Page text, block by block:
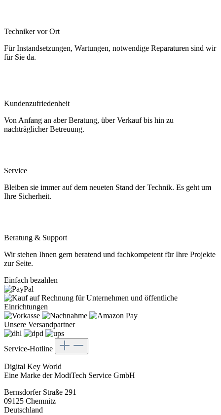
Techniker vor Ort
Für Instandsetzungen, Wartungen, notwendige Reparaturen sind wir
für Sie da.
Kundenzufriedenheit
Von Anfang an aber Beratung, über Verkauf bis hin zu
nachträglicher Betreuung.
Service
Bleiben sie immer auf dem neueten Stand der Technik. Es geht um
Ihre Sicherheit.
Beratung & Support
Wir stehen Ihnen gern beratend und fachkompetent für Ihre Projekte
zur Seite.
Einfach bezahlen
Unsere Versandpartner
Service-Hotline
Digital Key World
Eine Marke der ModiTech Service GmbH
Bernsdorfer Straße 291
09125 Chemnitz
Deutschland